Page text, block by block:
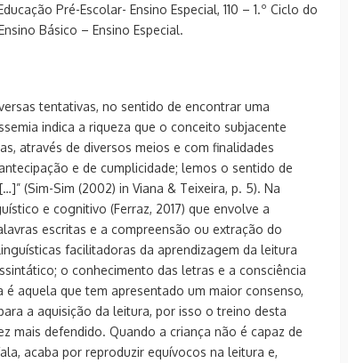
Pré-Escolar- Ensino Especial, 110 – 1.º Ciclo do
Básico – Ensino Especial.
tentativas, no sentido de encontrar uma
indica a riqueza que o conceito subjacente
através de diversos meios e com finalidades
e de cumplicidade; lemos o sentido de
(Sim-Sim (2002) in Viana & Teixeira, p. 5). Na
e cognitivo (Ferraz, 2017) que envolve a
escritas e a compreensão ou extração do
facilitadoras da aprendizagem da leitura
o conhecimento das letras e a consciência
aquela que tem apresentado um maior consenso,
a aquisição da leitura, por isso o treino desta
mais defendido. Quando a criança não é capaz de
acaba por reproduzir equívocos na leitura e,